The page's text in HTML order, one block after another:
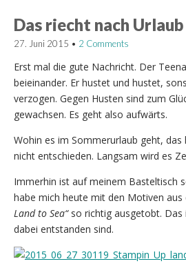
Das riecht nach Urlaub
27. Juni 2015 • 2 Comments
Erst mal die gute Nachricht. Der
beieinander. Er hustet und hustet,
verzogen. Gegen Husten sind zum
gewachsen. Es geht also aufwärts.
Wohin es im Sommerurlaub geht,
nicht entschieden. Langsam wird es
Immerhin ist auf meinem Basteltisch
habe mich heute mit den Motiven
Land to Sea“so richtig ausgetobt. Das
dabei entstanden sind.